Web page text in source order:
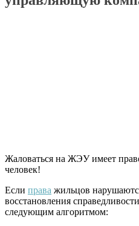
Жаловаться на ЖЭУ имеет
человек!
Если права жильцов
восстановления
следующим алгоритмом: